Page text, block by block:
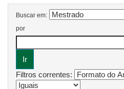
Buscar em:
por
Filtros correntes: